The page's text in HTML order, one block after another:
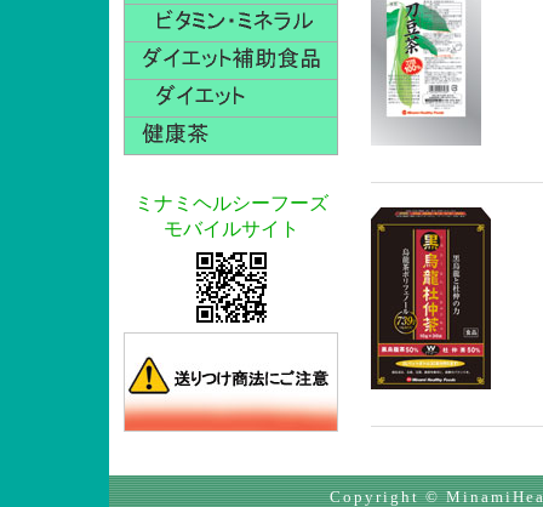
ミナミヘルシーフーズ
モバイルサイト
Copyright ©